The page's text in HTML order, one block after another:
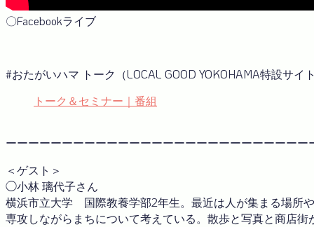
〇Facebookライブ
#おたがいハマ トーク（LOCAL GOOD YOKOHAMA特設サイ
トーク＆セミナー｜番組
ーーーーーーーーーーーーーーーーーーーーーーーーーーー
＜ゲスト＞
◯小林 璃代子さん
横浜市立大学 国際教養学部2年生。最近は人が集まる場所
専攻しながらまちについて考えている。散歩と写真と商店街